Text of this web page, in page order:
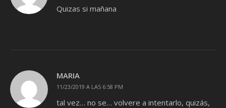
Quizas si mañana
MARIA
11/23/2019 A LAS 6:58 PM
tal vez… no se… volvere a intentarlo, quizás,